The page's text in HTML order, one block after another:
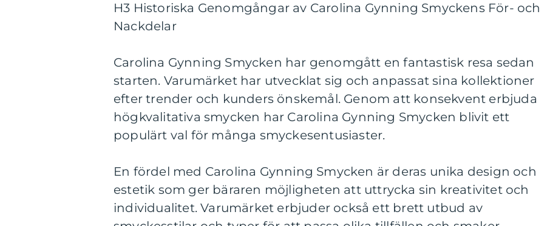
H3 Historiska Genomgångar av Carolina Gynning Smyckens För- och
Nackdelar
Carolina Gynning Smycken har genomgått en fantastisk resa sedan
starten. Varumärket har utvecklat sig och anpassat sina kollektioner
efter trender och kunders önskemål. Genom att konsekvent erbjuda
högkvalitativa smycken har Carolina Gynning Smycken blivit ett
populärt val för många smyckesentusiaster.
En fördel med Carolina Gynning Smycken är deras unika design och
estetik som ger bäraren möjligheten att uttrycka sin kreativitet och
individualitet. Varumärket erbjuder också ett brett utbud av